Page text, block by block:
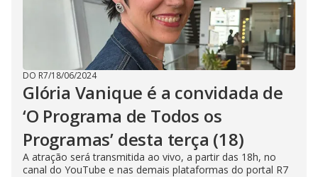
DO R7/18/06/2024
Glória Vanique é a convidada de
‘O Programa de Todos os
Programas’ desta terça (18)
A atração será transmitida ao vivo, a partir das 18h, no
canal do YouTube e nas demais plataformas do portal R7